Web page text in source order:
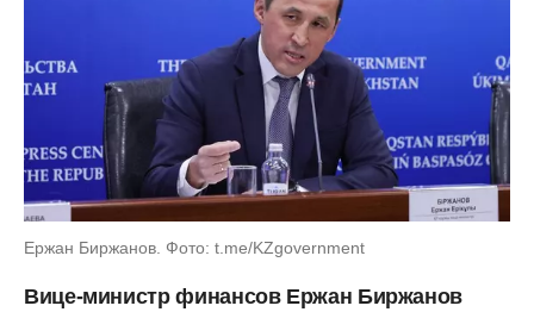
Ержан Биржанов. Фото: t.me/KZgovernment
Вице-министр финансов Ержан Биржанов